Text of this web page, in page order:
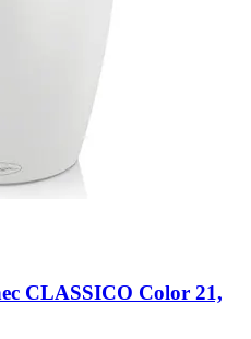
CLASSICO Color 21,